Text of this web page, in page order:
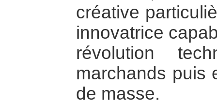
créative
innovatrice
révolution
marchands puis
de masse.